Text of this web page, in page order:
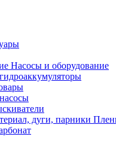
Насосы и оборудование